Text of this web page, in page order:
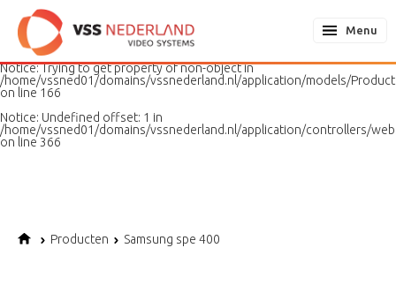
Notice: Undefined variable: page in
/home/vssned01/domains/vssnederland.nl/application/models/
on line
187
Notice: Trying to get property of non-object in
/home/vssned01/domains/vssnederland.nl/application/models/
on line 166
Notice: Undefined offset: 1 in
/home/vssned01/domains/vssnederland.nl/application/controllers/
on line 366
Menu
Producten Samsung spe 400